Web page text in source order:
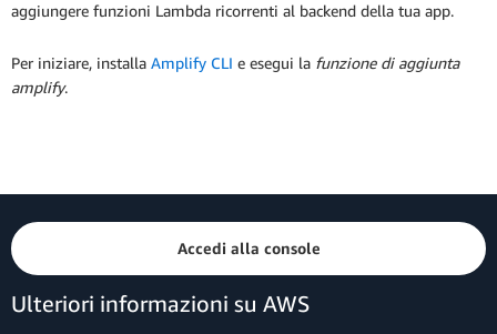
aggiungere funzioni Lambda ricorrenti al backend della tua app.
Per iniziare, installa Amplify CLI e esegui la funzione di aggiunta
amplify.
Accedi alla console
Ulteriori informazioni su AWS